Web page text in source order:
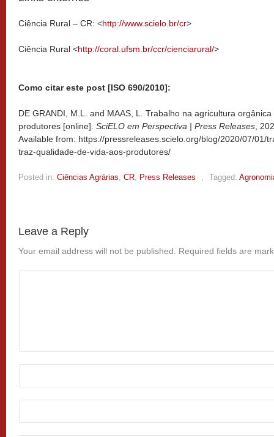
Ciência Rural – CR: <http://www.scielo.br/cr>
Ciência Rural <http://coral.ufsm.br/ccr/cienciarural/>
Como citar este post [ISO 690/2010]:
DE GRANDI, M.L. and MAAS, L. Trabalho na agricultura
produtores [online]. SciELO em Perspectiva | Press Releases,
Available from: https://pressreleases.scielo.org/blog/2020/07/01/
traz-qualidade-de-vida-aos-produtores/
Posted in: Ciências Agrárias, CR, Press Releases , Tagged:
Leave a Reply
Your email address will not be published. Required fields are